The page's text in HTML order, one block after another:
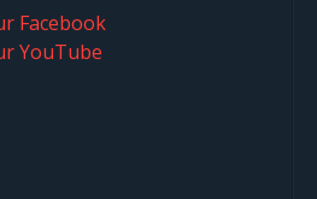
Facebook
YouTube